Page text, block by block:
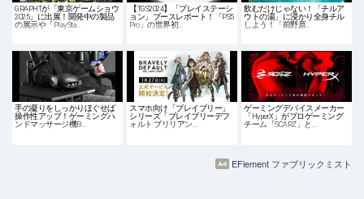
GRAPHTが「東京ゲームショウ
2025」に出展！開発中の製品
の展示や「PlaySta…
【TGS2024】「プレイステーシ
ョン」ブースレポート！「PS5
Pro」の世界初…
飲むだけじゃない！「チルア
ウトの湯」に浸かり全身チル
しよう！「前野原…
手の凝りをしっかりほぐせば
操作性アップ！ゲーミングハ
ンドマッサージ機B…
スマホ向け「ブレイブリー」
シリーズ「ブレイブリーデフ
ォルト ブリリアン…
ゲーミングデバイスメーカー
「HyperX」がプロゲーミング
チーム「SCARZ」と…
EFlement ファブリックミスト